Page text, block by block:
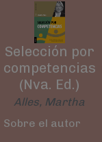
Selección por
competencias
(Nva. Ed.)
Alles, Martha
Sobre el autor